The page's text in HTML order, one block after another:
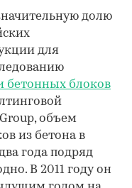
долю
для
бетонных блоков
объем
из бетона в
года подряд
В 2011 году он